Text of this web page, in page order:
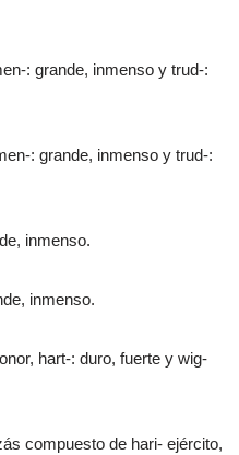
: grande, inmenso y trud-:
: grande, inmenso y trud-:
inmenso.
inmenso.
hart-: duro, fuerte y wig-
compuesto de hari- ejército,